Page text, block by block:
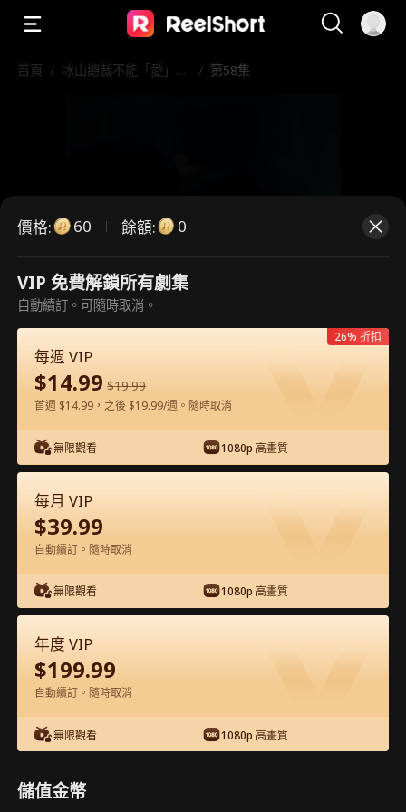
首頁 / 冰山總裁不能「愛」！
/ 第58集
這是付費劇集。請解鎖後觀看。
在APP內免費看
第58集 - 冰山總裁不能「愛」！火熱護士
來拯救 完整影片
56 57 58 59 60
價格: 60 餘額: 0
VIP 免費解鎖所有劇集
自動續訂。可隨時取消。
每週 VIP
$14.99 $19.99
首週 $14.99，之後 $19.99/週。隨時取消
無限觀看 1080p 高畫質
26% 折扣
每月 VIP
$39.99
自動續訂。隨時取消
無限觀看 1080p 高畫質
年度 VIP
$199.99
自動續訂。隨時取消
無限觀看 1080p 高畫質
儲值金幣